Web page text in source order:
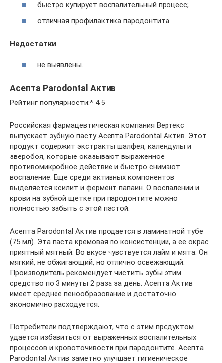
быстро купирует воспалительный процесс;
отличная профилактика пародонтита.
Недостатки
не выявлены.
Асепта Parodontal Актив
Рейтинг популярности:* 4.5
Российская фармацевтическая компания Вертекс
выпускает зубную пасту Асепта Parodontal Актив. Этот
продукт содержит экстракты шалфея, календулы и
зверобоя, которые оказывают выраженное
противомикробное действие и быстро снимают
воспаление. Еще среди активных компонентов
выделяется ксилит и фермент папаин. О воспалении и
крови на зубной щетке при пародонтите можно
полностью забыть с этой пастой.
Асепта Parodontal Актив продается в ламинатной тубе
(75 мл). Эта паста кремовая по консистенции, а ее окрас
приятный мятный. Во вкусе чувствуется лайм и мята. Он
мягкий, не обжигающий, но отлично освежающий.
Производитель рекомендует чистить зубы этим
средство по 3 минуты 2 раза за день. Асепта Актив
имеет среднее пенообразование и достаточно
экономично расходуется.
Потребители подтверждают, что с этим продуктом
удается избавиться от выраженных воспалительных
процессов и кровоточивости при пародонтите. Асепта
Parodontal Актив заметно улучшает гигиеническое